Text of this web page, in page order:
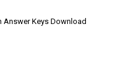
Answer Keys Download